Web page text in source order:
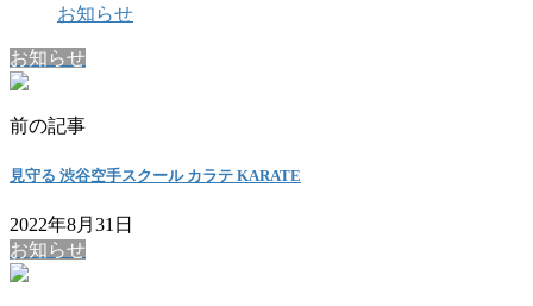
お知らせ
お知らせ
前の記事
見守る 渋谷空手スクール カラテ KARATE
2022年8月31日
お知らせ